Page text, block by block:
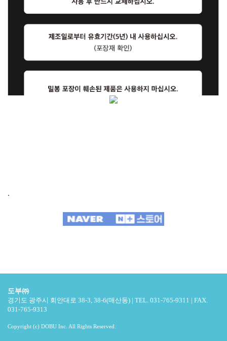
.
도부㈜
경기도 광주시 회안대로 38-3, 38-6(매산동) | TEL. 031-765-9311 | FAX.
031-765-9313
Copyright (c) DOBU Inc. All Rights Reserved.